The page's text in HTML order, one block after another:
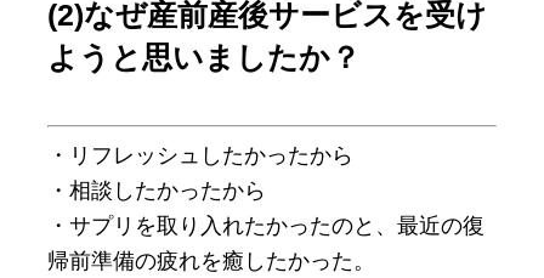
(2)なぜ産前産後サービスを受け
ようと思いましたか？
・リフレッシュしたかったから
・相談したかったから
・サプリを取り入れたかったのと、最近の復
帰前準備の疲れを癒したかった。